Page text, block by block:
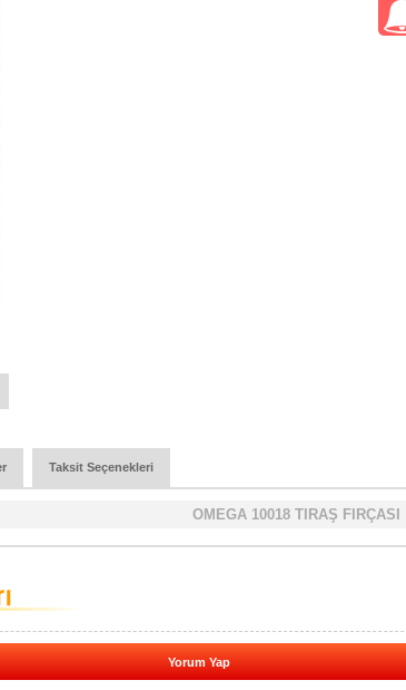
Taksit Seçenekleri
OMEGA 10018 TIRAŞ FIRÇASI
Yorum Yap